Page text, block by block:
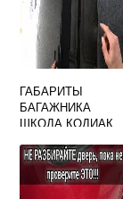
ГАБАРИТЫ
БАГАЖНИКА
ШКОДА КОДИАК